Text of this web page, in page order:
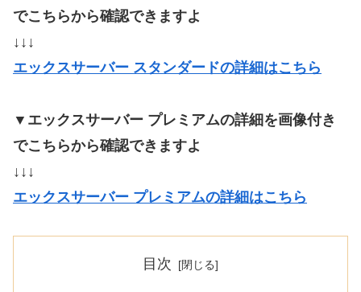
でこちらから確認できますよ
↓↓↓
エックスサーバー スタンダードの詳細はこちら
▼エックスサーバー プレミアムの詳細を画像付き
でこちらから確認できますよ
↓↓↓
エックスサーバー プレミアムの詳細はこちら
目次